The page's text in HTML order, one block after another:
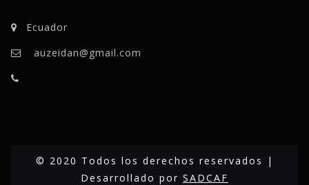
Ecuador
auzeidan@gmail.com
© 2020 Todos los derechos reservados |
Desarrollado por SADCAF